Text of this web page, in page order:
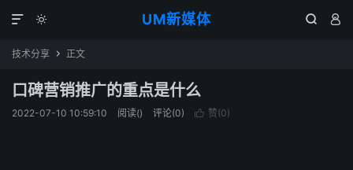
UM新媒体
  

技术分享  正文
口碑营销推广的重点是什么
2022-07-10 10:59:10 阅读() 评论(0)  赞(0)